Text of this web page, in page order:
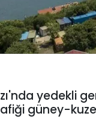
yedekli
güney-